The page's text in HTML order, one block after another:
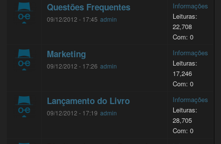
Questões Frequentes
09/12/2012 - 17:45 admin
Informações
Leituras:
22,708
Com: 0
Marketing
09/12/2012 - 17:26 admin
Informações
Leituras:
17,246
Com: 0
Lançamento do Livro
09/12/2012 - 17:19 admin
Informações
Leituras:
28,705
Com: 0